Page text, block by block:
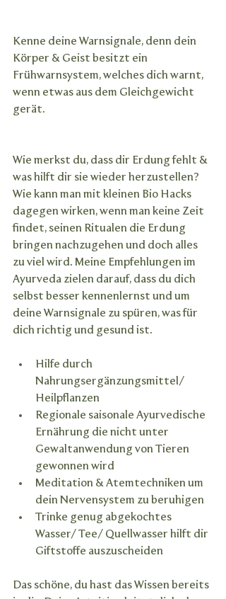
Kenne deine Warnsignale, denn dein
Körper & Geist besitzt ein
Frühwarnsystem, welches dich warnt,
wenn etwas aus dem Gleichgewicht
gerät.
Wie merkst du, dass dir Erdung fehlt &
was hilft dir sie wieder herzustellen?
Wie kann man mit kleinen Bio Hacks
dagegen wirken, wenn man keine Zeit
findet, seinen Ritualen die Erdung
bringen nachzugehen und doch alles
zu viel wird. Meine Empfehlungen im
Ayurveda zielen darauf, dass du dich
selbst besser kennenlernst und um
deine Warnsignale zu spüren, was für
dich richtig und gesund ist.
Hilfe durch
Nahrungsergänzungsmittel/
Heilpflanzen
Regionale saisonale Ayurvedische
Ernährung die nicht unter
Gewaltanwendung von Tieren
gewonnen wird
Meditation & Atemtechniken um
dein Nervensystem zu beruhigen
Trinke genug abgekochtes
Wasser/ Tee/ Quellwasser hilft dir
Giftstoffe auszuscheiden
Das schöne, du hast das Wissen bereits